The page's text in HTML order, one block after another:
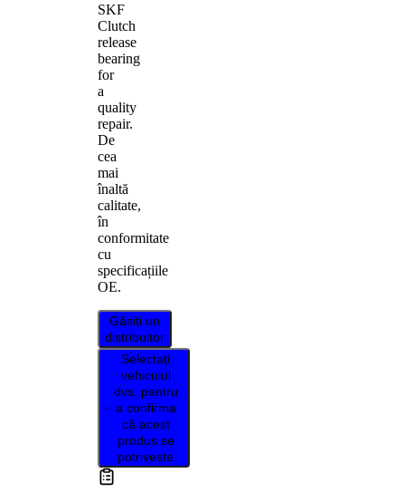
SKF
Clutch
release
bearing
for
a
quality
repair.
De
cea
mai
înaltă
calitate,
în
conformitate
cu
specificațiile
OE.
Găsiți un
distribuitor
Selectați
vehiculul
dvs. pentru
a confirma
că acest
produs se
potrivește